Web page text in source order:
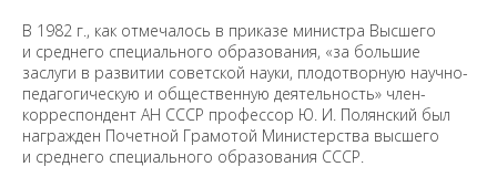
В 1982 г., как отмечалось в приказе министра Высшего
и среднего специального образования, «за большие
заслуги в развитии советской науки, плодотворную научно-
педагогическую и общественную деятельность» член-
корреспондент АН СССР профессор Ю. И. Полянский был
награжден Почетной Грамотой Министерства высшего
и среднего специального образования СССР.
Предложить
дополнения к материалу